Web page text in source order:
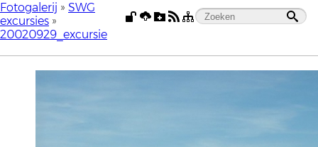
Fotogalerij » SWG
excursies »
20020929_excursie